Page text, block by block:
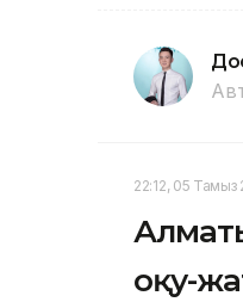
22:12, 05 Тамыз
оқу-